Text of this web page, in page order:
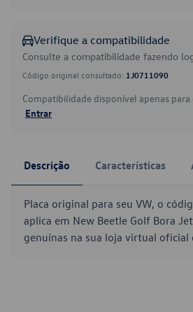
Verifique a compatibilidade
Consulte a compatibilidade fazendo
Código original consultado: 1J0711090
Compatibilidade disponível apenas
Entrar
Descrição Características
Placa original para seu VW, o
aplica em New Beetle Golf Bora
genuínas na sua loja virtual oficial